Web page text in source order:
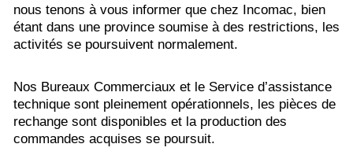
nous tenons à vous informer que chez Incomac, bien
étant dans une province soumise à des restrictions, les
activités se poursuivent normalement.
Nos Bureaux Commerciaux et le Service d’assistance
technique sont pleinement opérationnels, les pièces de
rechange sont disponibles et la production des
commandes acquises se poursuit.